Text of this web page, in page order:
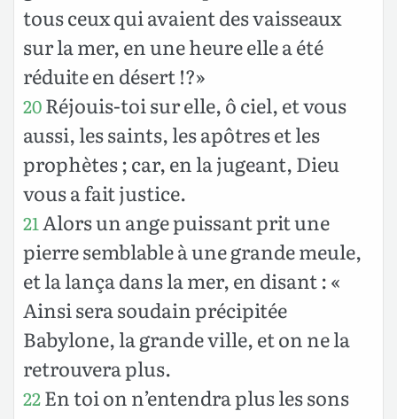
tous ceux qui avaient des vaisseaux
sur la mer, en une heure elle a été
réduite en désert !?»
20Réjouis-toi sur elle, ô ciel, et vous
aussi, les saints, les apôtres et les
prophètes ; car, en la jugeant, Dieu
vous a fait justice.
21 Alors un ange puissant prit une
pierre semblable à une grande meule,
et la lança dans la mer, en disant : «
Ainsi sera soudain précipitée
Babylone, la grande ville, et on ne la
retrouvera plus.
22En toi on n’entendra plus les sons